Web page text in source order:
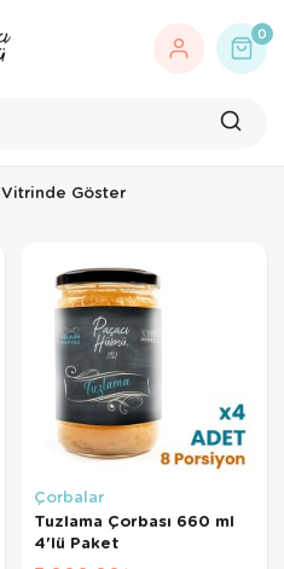
0
Vitrinde Göster
Çorbalar
Tuzlama Çorbası 660 ml
4'lü Paket